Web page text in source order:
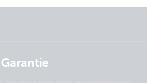
Garantie